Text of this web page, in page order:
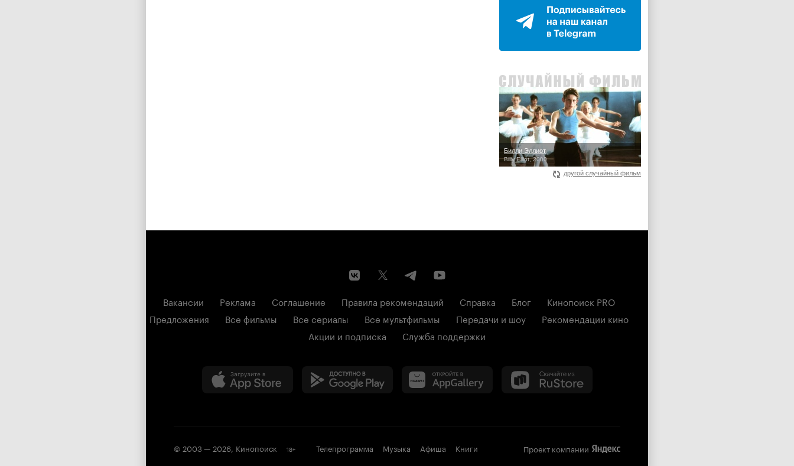
Билли Эллиот
Billy Elliot, 2000
другой случайный фильм
Вакансии Реклама Соглашение Правила рекомендаций Справка Блог
Кинопоиск PRO
Предложения
Все фильмы Все сериалы Все мультфильмы Передачи и шоу
Рекомендации кино
Акции и подписка
Служба поддержки
© 2003 — 2026, Кинопоиск 18+ Телепрограмма Музыка Афиша Книги Проект компании